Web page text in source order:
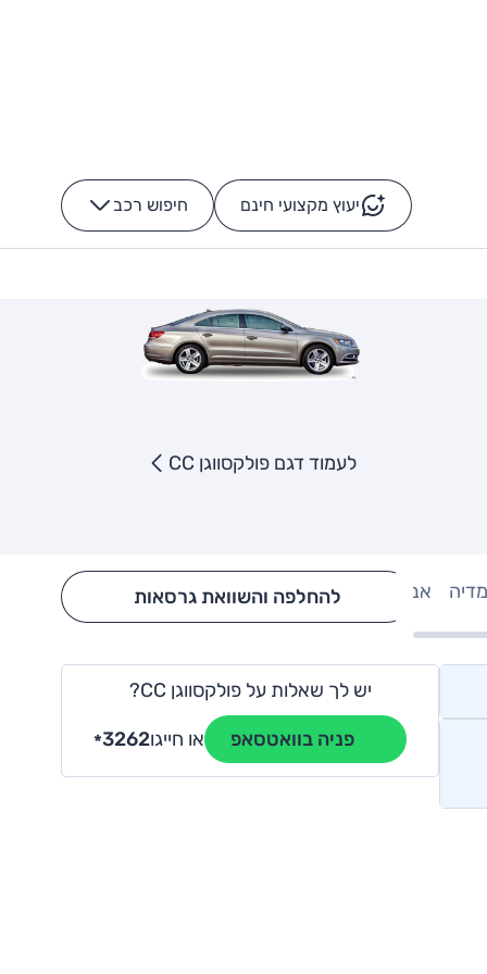
יעוץ מקצועי חינם חיפוש רכב -
לעמוד דגם פולקסווגן CC
אבזור Hide config section
להחלפה והשוואת גרסאות
יש לך שאלות על פולקסווגן CC?
פניה בוואטסאפ או חייגו *3262